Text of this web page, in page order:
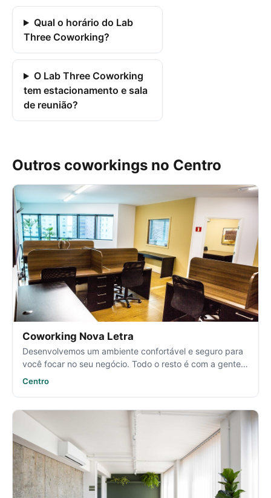
Qual o horário do Lab
Three Coworking?
O Lab Three Coworking
tem estacionamento e sala
de reunião?
Outros coworkings no Centro
Coworking Nova Letra
Desenvolvemos um ambiente confortável e seguro para
você focar no seu negócio. Todo o resto é com a gente!
😉
Centro